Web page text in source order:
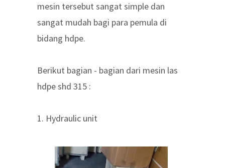
mesin tersebut sangat simple dan
sangat mudah bagi para pemula di
bidang hdpe.
Berikut bagian - bagian dari mesin las
hdpe shd 315 :
1. Hydraulic unit